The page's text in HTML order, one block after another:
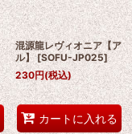
混源龍レヴィオニア【ア
ル】 [SOFU-JP025]
230円(税込)
カートに入れる